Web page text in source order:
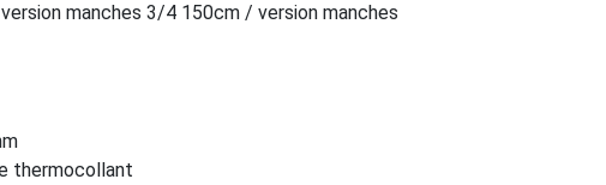
manches 3/4 150cm / version manches
thermocollant